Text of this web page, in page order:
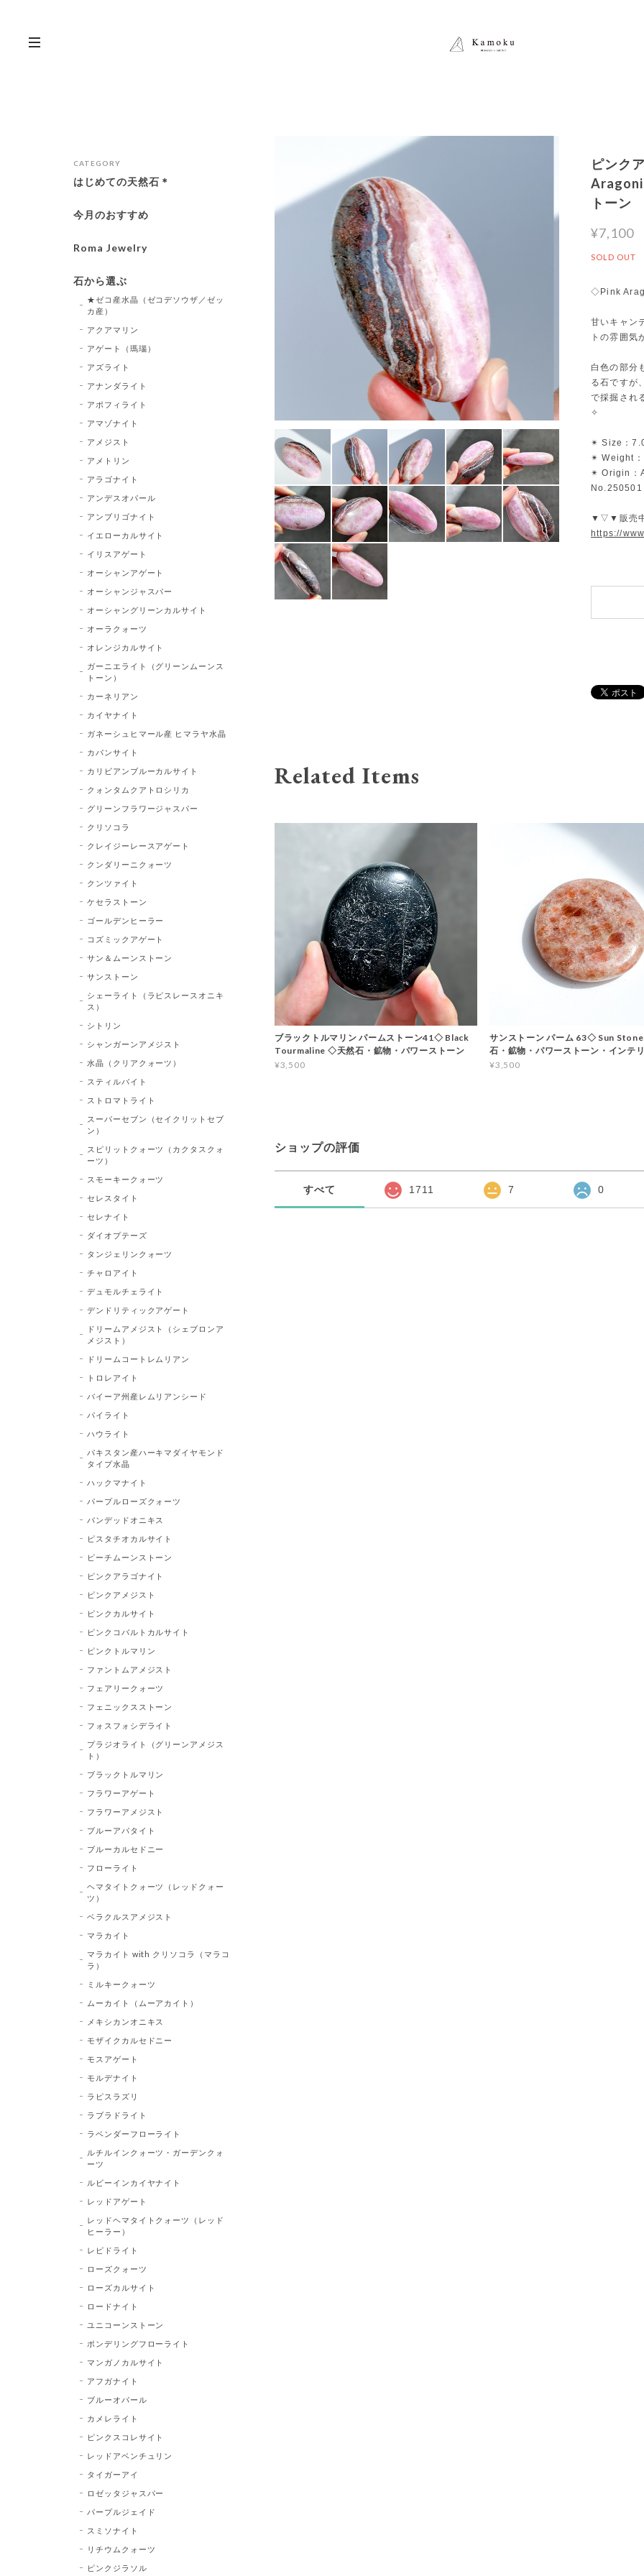
ピンク
トーン
¥7,100
SOLD OUT
◇Pink
甘いキャン
トの雰囲気
白色の部分
る石ですが
で採掘され
✧
✴︎ Size：
✴︎ Weight
✴︎ Origin：
No.250501
▼▽▼販売中
https://
Related Items
ブラックトルマリン パームストーン41◇ Black
Tourmaline ◇天然石・鉱物・パワーストーン
¥3,500
サンストーン パーム 63◇ Sun
石・鉱物・パワーストーン・インテ
¥3,500
ショップの評価
すべて 1711 7 0
CATEGORY
はじめての天然石＊
今月のおすすめ
Roma Jewelry
石から選ぶ
★ゼコ産水晶（ゼコデソウザ／ゼッ
カ産）
アクアマリン
アゲート（瑪瑙）
アズライト
アナンダライト
アポフィライト
アマゾナイト
アメジスト
アメトリン
アラゴナイト
アンデスオパール
アンブリゴナイト
イエローカルサイト
イリスアゲート
オーシャンアゲート
オーシャンジャスパー
オーシャングリーンカルサイト
オーラクォーツ
オレンジカルサイト
ガーニエライト（グリーンムーンス
トーン）
カーネリアン
カイヤナイト
ガネーシュヒマール産 ヒマラヤ水晶
カバンサイト
カリビアンブルーカルサイト
クォンタムクアトロシリカ
グリーンフラワージャスパー
クリソコラ
クレイジーレースアゲート
クンダリーニクォーツ
クンツァイト
ケセラストーン
ゴールデンヒーラー
コズミックアゲート
サン＆ムーンストーン
サンストーン
シェーライト（ラピスレースオニキ
ス）
シトリン
シャンガーンアメジスト
水晶（クリアクォーツ）
スティルバイト
ストロマトライト
スーパーセブン（セイクリットセブ
ン）
スピリットクォーツ（カクタスクォ
ーツ）
スモーキークォーツ
セレスタイト
セレナイト
ダイオプテーズ
タンジェリンクォーツ
チャロアイト
デュモルチェライト
デンドリティックアゲート
ドリームアメジスト（シェブロンア
メジスト）
ドリームコートレムリアン
トロレアイト
バイーア州産レムリアンシード
パイライト
ハウライト
パキスタン産ハーキマダイヤモンド
タイプ水晶
ハックマナイト
パープルローズクォーツ
バンデッドオニキス
ピスタチオカルサイト
ピーチムーンストーン
ピンクアラゴナイト
ピンクアメジスト
ピンクカルサイト
ピンクコバルトカルサイト
ピンクトルマリン
ファントムアメジスト
フェアリークォーツ
フェニックスストーン
フォスフォシデライト
プラジオライト（グリーンアメジス
ト）
ブラックトルマリン
フラワーアゲート
フラワーアメジスト
ブルーアパタイト
ブルーカルセドニー
フローライト
ヘマタイトクォーツ（レッドクォー
ツ）
ベラクルスアメジスト
マラカイト
マラカイト with クリソコラ（マラコ
ラ）
ミルキークォーツ
ムーカイト（ムーアカイト）
メキシカンオニキス
モザイクカルセドニー
モスアゲート
モルデナイト
ラピスラズリ
ラブラドライト
ラベンダーフローライト
ルチルインクォーツ・ガーデンクォ
ーツ
ルビーインカイヤナイト
レッドアゲート
レッドヘマタイトクォーツ（レッド
ヒーラー）
レピドライト
ローズクォーツ
ローズカルサイト
ロードナイト
ユニコーンストーン
ポンデリングフローライト
マンガノカルサイト
アフガナイト
ブルーオパール
カメレライト
ピンクスコレサイト
レッドアベンチュリン
タイガーアイ
ロゼッタジャスパー
パープルジェイド
スミソナイト
リチウムクォーツ
ピンクジラソル